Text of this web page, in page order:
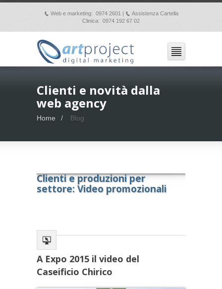
p Web e marketing: 0974 2601 | p
Assistenza Cartella
Clinica: 0974 192 67 02
Clienti e novità dalla
web agency
Home Blog
Clienti e produzioni per
settore: Video promozionali
A Expo 2015 il video del
Caseificio Chirico